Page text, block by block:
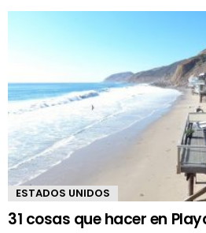
ESTADOS UNIDOS
31 cosas que hacer en